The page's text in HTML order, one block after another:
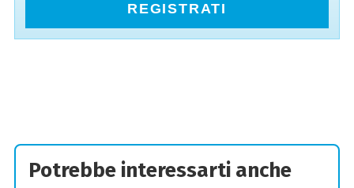
REGISTRATI
Potrebbe interessarti anche